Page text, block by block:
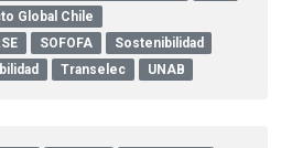
Global Chile
SOFOFA
Sostenibilidad
Transelec UNAB